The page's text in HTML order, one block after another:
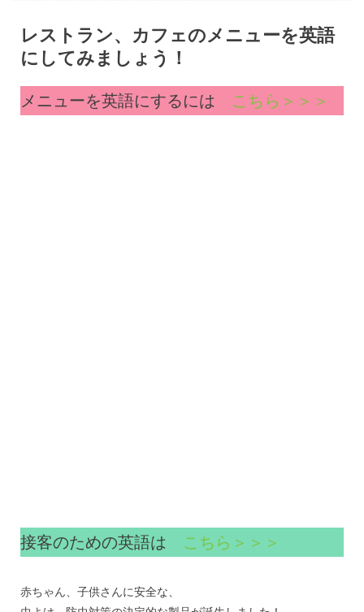
レストラン、カフェのメニューを英語
にしてみましょう！
メニューを英語にするには こちら＞＞＞
接客のための英語は こちら＞＞＞
赤ちゃん、子供さんに安全な、